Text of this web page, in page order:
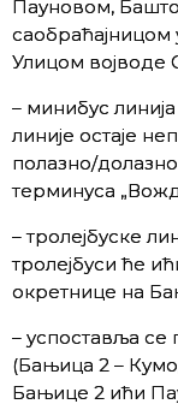
Пауновом,
саобраћајницом
Улицом војводе
– минибус
линије остаје
полазно/
терминуса
– тролејбуске
тролејбуси ће
окретнице на
– успоставља се
(Бањица 2 –
Бањице 2 ићи